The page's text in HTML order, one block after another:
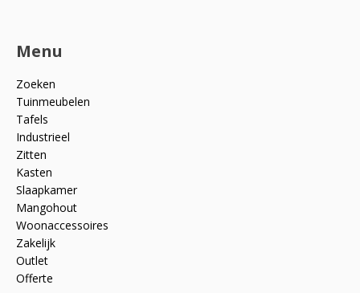
Menu
Zoeken
Tuinmeubelen
Tafels
Industrieel
Zitten
Kasten
Slaapkamer
Mangohout
Woonaccessoires
Zakelijk
Outlet
Offerte